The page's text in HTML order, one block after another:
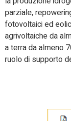
parziale,
fotovoltaici ed
agrivoltaiche da
a terra da almeno
ruolo di supporto